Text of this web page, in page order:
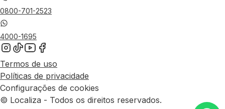
0800-701-2523
4000-1695
Termos de uso
Políticas de privacidade
Configurações de cookies
© Localiza - Todos os direitos reservados.